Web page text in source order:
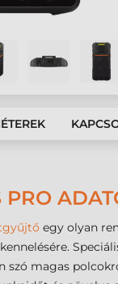
egy olyan
szó magas